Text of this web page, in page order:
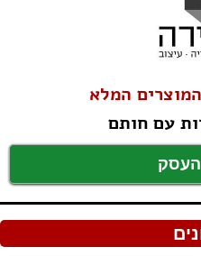
המלא
עם חותם
העסק